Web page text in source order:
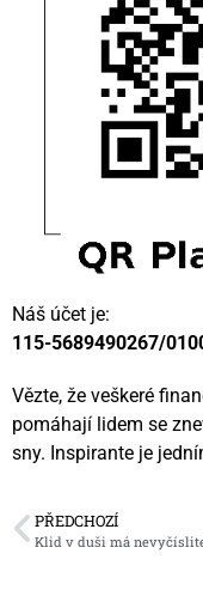
Náš účet je:
115-5689490267/
Vězte, že veškeré
pomáhají lidem se
sny. Inspirante je
PŘEDCHOZÍ